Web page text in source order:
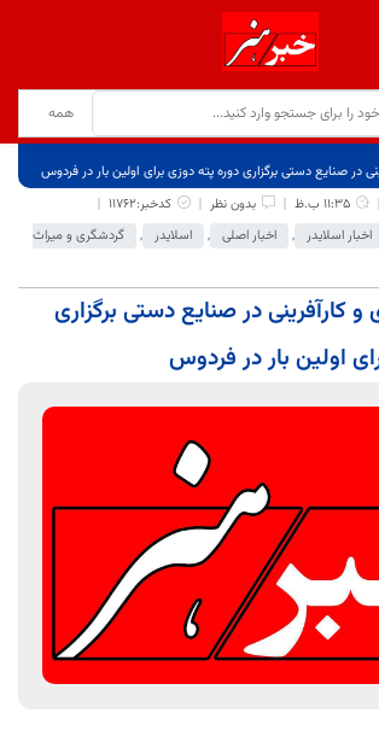
در صنایع دستی برگزاری دوره پته دوزی برای اولین بار در فردوس
11:35 ب.ظ بدون نظر
کدخبر:11762
اخبار اسلایدر , اخبار اصلی , اسلایدر ,
گردشگری و میراث
کارآفرینی در صنایع دستی برگزاری
اولین بار در فردوس